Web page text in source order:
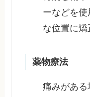
ーなどを
な位置に矯
薬物療法
痛みがある